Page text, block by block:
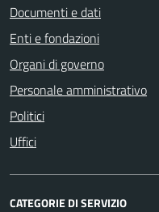
Documenti e dati
Enti e fondazioni
Organi di governo
Personale amministrativo
Politici
Uffici
CATEGORIE DI SERVIZIO